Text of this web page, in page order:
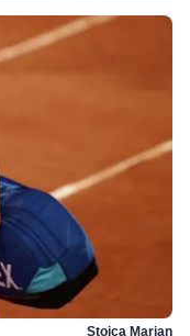
Stoica Marian